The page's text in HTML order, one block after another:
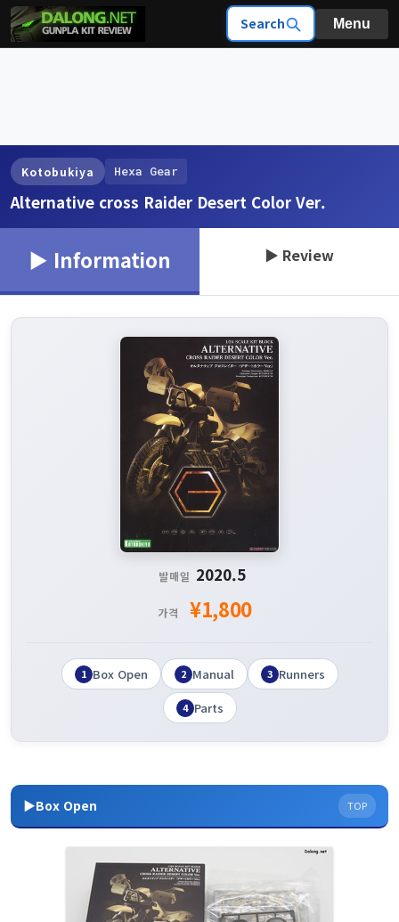
Search Menu
Kotobukiya Hexa Gear
Alternative cross Raider Desert Color Ver.
▶ Information ▶ Review
발매일 2020.5
가격 ¥1,800
1 Box Open 2 Manual 3 Runners
4 Parts
▶Box Open TOP